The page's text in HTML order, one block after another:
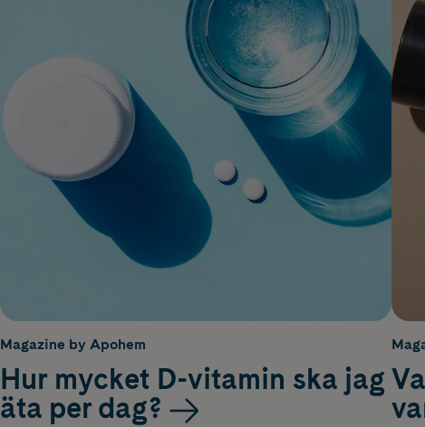
Magazine by Apohem
Hur mycket D-vitamin ska jag
äta per dag?